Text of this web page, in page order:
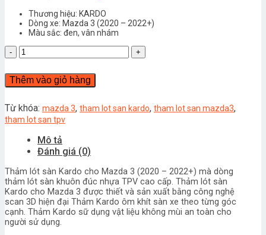
Thương hiệu: KARDO
Dòng xe: Mazda 3 (2020 – 2022+)
Màu sắc: đen, vân nhám
Thảm
lót
sàn
xe
3
thương
KARDO
số
Thêm vào giỏ hàng
Từ khóa: mazda 3, tham lot san kardo, tham lot san mazda3,
tham lot san tpv
Mô tả
Đánh giá (0)
Thảm lót sàn Kardo cho Mazda 3 (2020 – 2022+) mà dòng
thảm lót sàn khuôn đúc nhựa TPV cao cấp. Thảm lót sàn
Kardo cho Mazda 3 được thiết và sản xuất bằng công nghệ
scan 3D hiện đại Thảm Kardo ôm khít sàn xe theo từng góc
cạnh. Thảm Kardo sữ dụng vật liệu không mùi an toàn cho
người sử dụng.